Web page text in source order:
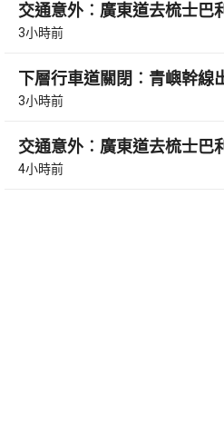
交通意外︰廣東道去梳士巴
3小時前
下層行車道關閉︰青嶼幹線
3小時前
交通意外︰廣東道去梳士巴
4小時前